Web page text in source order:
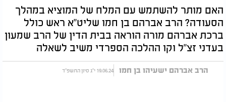
האם מותר להשתמש עם המלח של המוציא במהלך
הסעודה? הרב אברהם בן חמו שליט"א ראש כולל
ברכת אברהם מורה הוראה בבית הדין של הרב שמעון
בעדני זצ"ל וקו ההלכה הספרדי משיב לשאלה
הרב אברהם ישעיהו בן חמו 19.06.24 י"ג סיון התשפ"ד